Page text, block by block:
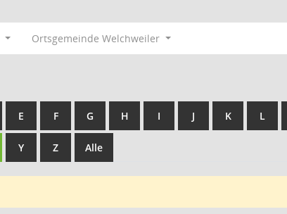
Ortsgemeinde Welchweiler
E F G H I J K L
Y Z Alle